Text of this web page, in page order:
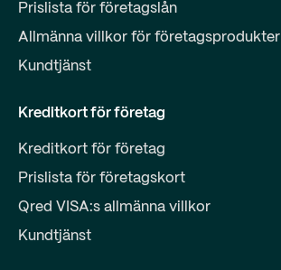
Prislista för företagslån
Allmänna villkor för företagsprodukter
Kundtjänst
Kreditkort för företag
Kreditkort för företag
Prislista för företagskort
Qred VISA:s allmänna villkor
Kundtjänst